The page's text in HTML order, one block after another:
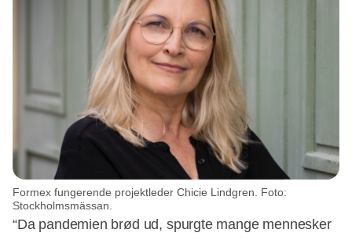
Formex fungerende projektleder Chicie Lindgren. Foto:
Stockholmsmässan.
“Da pandemien brød ud, spurgte mange mennesker